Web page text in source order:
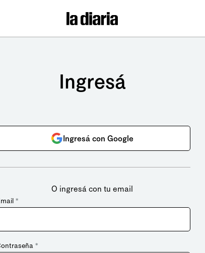
Ingresá
Ingresá con Google
O ingresá con tu email
*
*